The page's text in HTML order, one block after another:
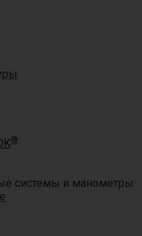
®
системы и манометры